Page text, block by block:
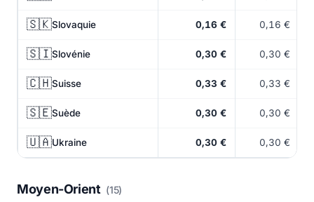
🇸🇰Slovaquie 0,16 € 0,16 €
🇸🇮Slovénie 0,30 € 0,30 €
🇨🇭Suisse 0,33 € 0,33 €
🇸🇪Suède 0,30 € 0,30 €
🇺🇦Ukraine 0,30 € 0,30 €
Moyen-Orient (15)